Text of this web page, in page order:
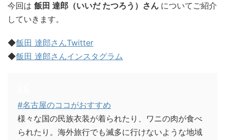
今回は 飯田 達郎（いいだ たつろう）さん についてご紹介
していきます。
◆飯田 達郎さんTwitter
◆飯田 達郎さんインスタグラム
#名古屋のココがおすすめ
様々な国の民族衣装が着られたり、ワニの肉が食べ
られたり。海外旅行でも滅多に行けないような地域